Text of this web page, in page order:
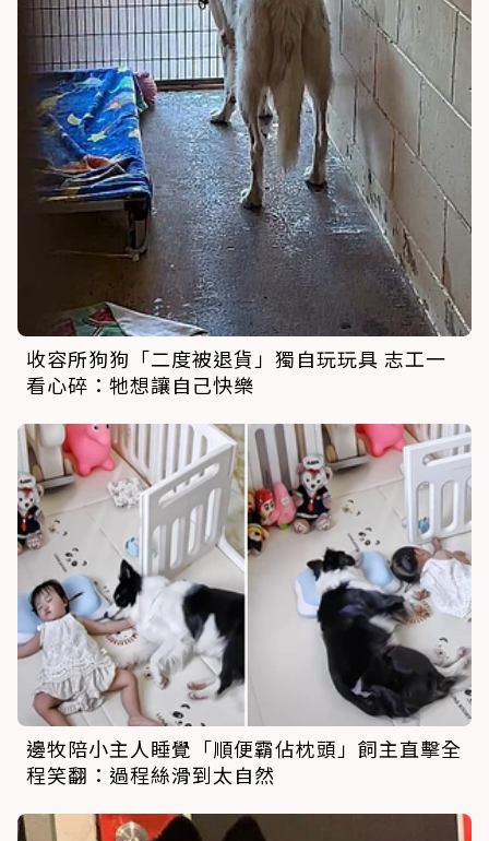
收容所狗狗「二度被退貨」獨自玩玩具 志工一
看心碎：牠想讓自己快樂
邊牧陪小主人睡覺「順便霸佔枕頭」飼主直擊全
程笑翻：過程絲滑到太自然